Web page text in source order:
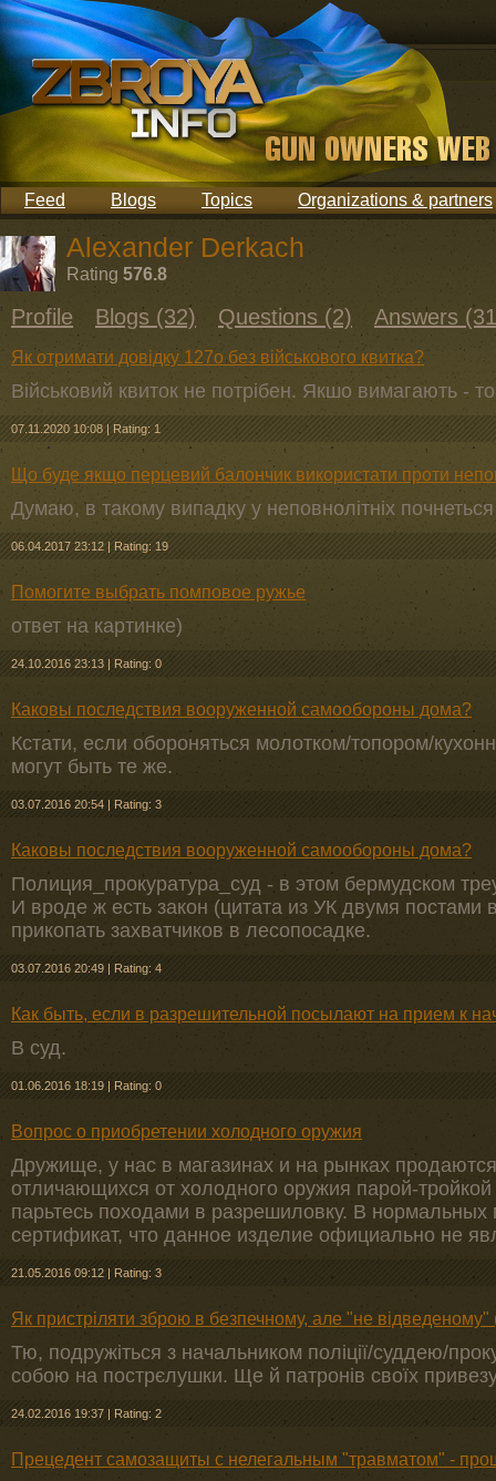
Feed Blogs Topics Organizations & partners
Alexander Derkach
Rating 576.8
Profile Blogs (32) Questions (2) Answers
Як отримати довідку 127о без військового квитка?
Військовий квиток не потрібен. Якшо вимагають - то
07.11.2020 10:08 | Rating: 1
Що буде якщо перцевий балончик використати проти
Думаю, в такому випадку у неповнолітніх почнеться
06.04.2017 23:12 | Rating: 19
Помогите выбрать помповое ружье
ответ на картинке)
24.10.2016 23:13 | Rating: 0
Каковы последствия вооруженной самообороны дома?
Кстати, если обороняться молотком/топором/
могут быть те же.
03.07.2016 20:54 | Rating: 3
Каковы последствия вооруженной самообороны дома?
Полиция_прокуратура_суд - в этом бермудском
И вроде ж есть закон (цитата из УК двумя
прикопать захватчиков в лесопосадке.
03.07.2016 20:49 | Rating: 4
Как быть, если в разрешительной посылают на прием к
В суд.
01.06.2016 18:19 | Rating: 0
Вопрос о приобретении холодного оружия
Дружище, у нас в магазинах и на рынках
отличающихся от холодного оружия парой-
парьтесь походами в разрешиловку. В
сертификат, что данное изделие официально не
21.05.2016 09:12 | Rating: 3
Як пристріляти зброю в безпечному, але "не відведеному"
Тю, подружіться з начальником поліції/суддею/
собою на пострєлушки. Ще й патронів своїх
24.02.2016 19:37 | Rating: 2
Прецедент самозащиты с нелегальным "травматом" -